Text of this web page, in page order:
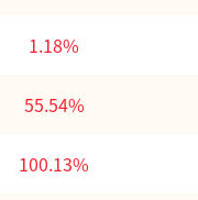
1.18%
55.54%
100.13%